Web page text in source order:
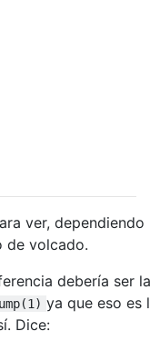
ver, dependiendo
de volcado.
debería ser la
ya que eso es
Dice: